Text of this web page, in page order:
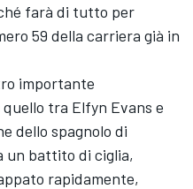
farà di tutto per
59 della carriera già in
importante
tra Elfyn Evans e
dello spagnolo di
un battito di ciglia,
rapidamente,